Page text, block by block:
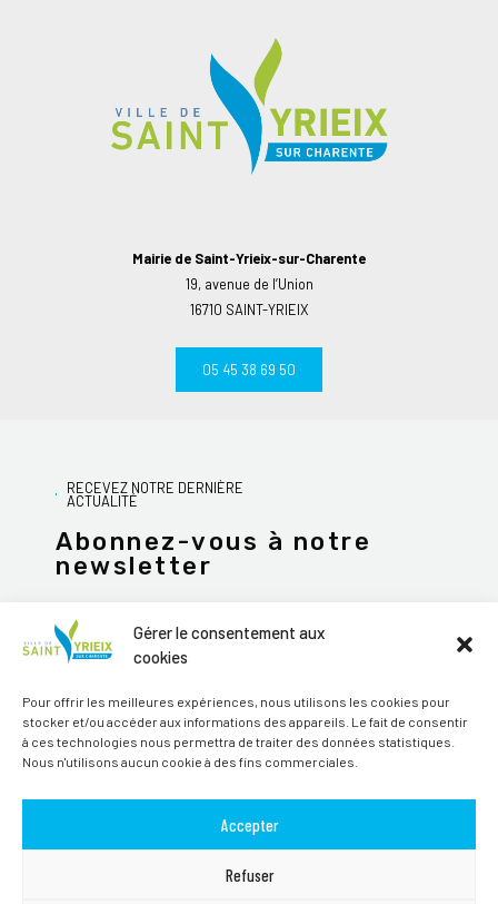
Gérer le consentement aux
cookies
Pour offrir les meilleures expériences, nous utilisons les cookies pour
stocker et/ou accéder aux informations des appareils. Le fait de consentir
à ces technologies nous permettra de traiter des données statistiques.
Nous n'utilisons aucun cookie à des fins commerciales.
Accepter
Refuser
Mairie de Saint-Yrieix-sur-Charente
19, avenue de l’Union
16710 SAINT-YRIEIX
05 45 38 69 50
RECEVEZ NOTRE DERNIÈRE
ACTUALITÉ
Abonnez-vous à notre
newsletter
JE M'ABONNE
Alternative: